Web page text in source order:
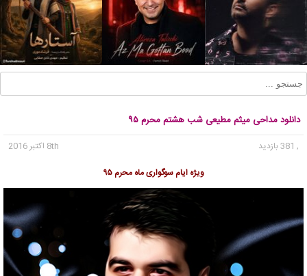
دانلود مداحی میثم مطیعی شب هشتم محرم ۹۵
, 381 بازدید
8th اکتبر 2016
ویژه ایام سوگواری ماه محرم ۹۵